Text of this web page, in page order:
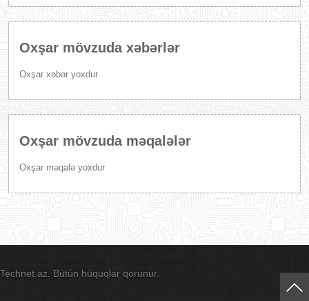
Oxşar mövzuda xəbərlər
Oxşar xəbər yoxdur
Oxşar mövzuda məqalələr
Oxşar məqalə yoxdur
Technet.az. Bütün hüquqlar qorunur.